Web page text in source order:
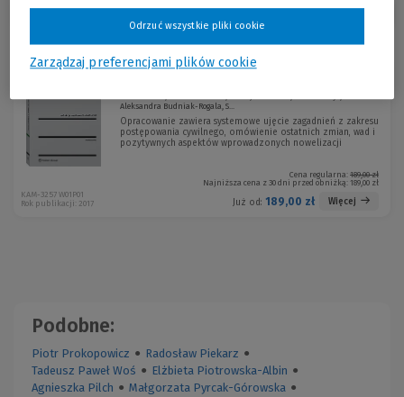
Sortuj:
Aleksandra Budniak-Rogala, S...
Opracowanie zawiera systemowe ujęcie zagadnień z zakresu
postępowania cywilnego, omówienie ostatnich zmian, wad i
pozytywnych aspektów wprowadzonych nowelizacji
Cena regularna: 189,00 zł
Najniższa cena z 30 dni przed obniżką: 189,00 zł
Już od: 189,00 zł Więcej
KAM-3257 W01P01
Rok publikacji: 2017
Podobne:
Piotr Prokopowicz ● Radosław Piekarz ●
Tadeusz Paweł Woś ● Elżbieta Piotrowska-Albin ●
Agnieszka Pilch ● Małgorzata Pyrcak-Górowska ●
Zarządzaj preferencjami plików cookie
Odrzuć wszystkie pliki cookie